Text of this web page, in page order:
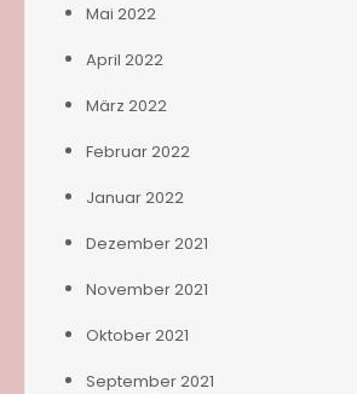
Mai 2022
April 2022
März 2022
Februar 2022
Januar 2022
Dezember 2021
November 2021
Oktober 2021
September 2021